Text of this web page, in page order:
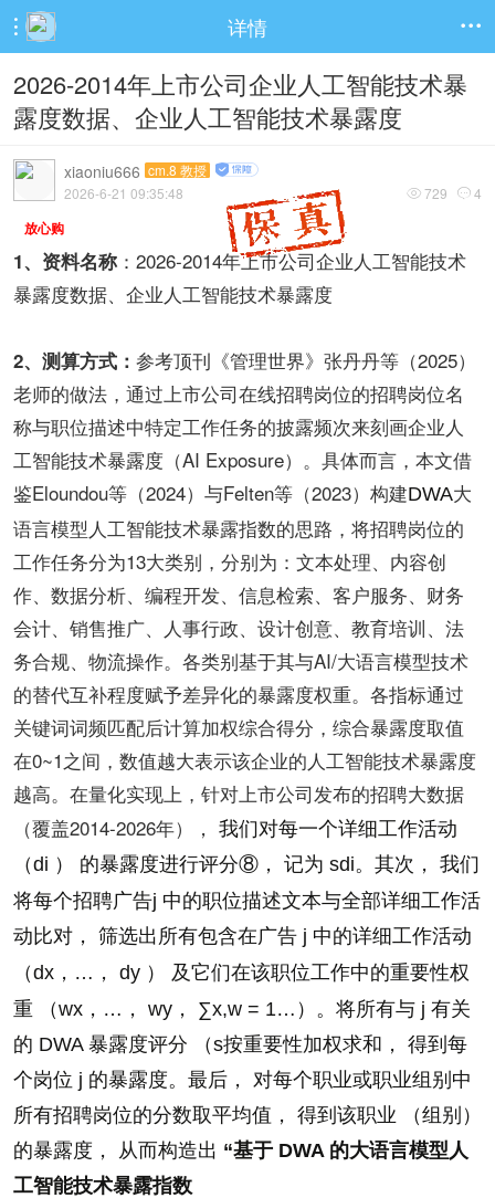
 详情 
2026-2014年上市公司企业人工智能技术暴
露度数据、企业人工智能技术暴露度
xiaoniu666 cm.8 教授
 729  4
2026-6-21 09:35:48
放心购
1、资料名称 ：2026-2014年上市公司企业人工智能技术
暴露度数据、企业人工智能技术暴露度
2、测算方式： 参考顶刊《管理世界》张丹丹等（2025）
老师的做法，通过上市公司在线招聘岗位的招聘岗位名
称与职位描述中特定工作任务的披露频次来刻画企业人
工智能技术暴露度（AI Exposure）。具体而言，本文借
鉴Eloundou等（2024）与Felten等（2023）构建DWA大
语言模型人工智能技术暴露指数的思路，将招聘岗位的
工作任务分为13大类别，分别为：文本处理、内容创
作、数据分析、编程开发、信息检索、客户服务、财务
会计、销售推广、人事行政、设计创意、教育培训、法
务合规、物流操作。各类别基于其与AI/大语言模型技术
的替代互补程度赋予差异化的暴露度权重。各指标通过
关键词词频匹配后计算加权综合得分，综合暴露度取值
在0~1之间，数值越大表示该企业的人工智能技术暴露度
越高。在量化实现上，针对上市公司发布的招聘大数据
（覆盖2014-2026年）
，
我们对每一个详细工作活动
（di ） 的暴露度进行评分⑧ ， 记为 sdi。其次， 我们
将每个招聘广告j 中的职位描述文本与全部详细工作活
动比对， 筛选出所有包含在广告 j 中的详细工作活动
（dx ， … ， dy ） 及它们在该职位工作中的重要性权
重 （wx， … ， wy ， ∑x,w = 1… ）。将所有与 j 有关
的 DWA 暴露度评分 （s按重要性加权求和， 得到每
个岗位 j 的暴露度。最后， 对每个职业或职业组别中
所有招聘岗位的分数取平均值， 得到该职业 （组别）
的暴露度， 从而构造出 “基于 DWA 的大语言模型人
工智能技术暴露指数